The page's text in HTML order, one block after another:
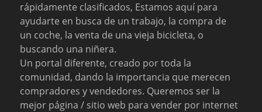
rápidamente clasificados, Estamos aquí para
ayudarte en busca de un trabajo, la compra de
un coche, la venta de una vieja bicicleta, o
buscando una niñera.
Un portal diferente, creado por toda la
comunidad, dando la importancia que merecen
compradores y vendedores. Queremos ser la
mejor página / sitio web para vender por internet